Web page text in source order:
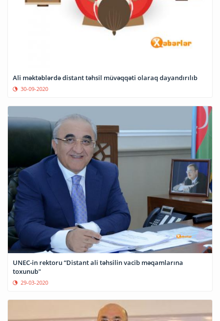
Ali məktəblərdə distant təhsil müvəqqəti olaraq dayandırılıb
30-09-2020
UNEC-in rektoru “Distant ali təhsilin vacib məqamlarına
toxunub"
29-03-2020